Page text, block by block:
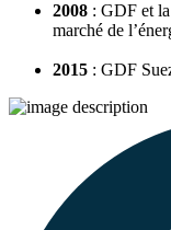
2008 : GDF et
marché de
2015 : GDF